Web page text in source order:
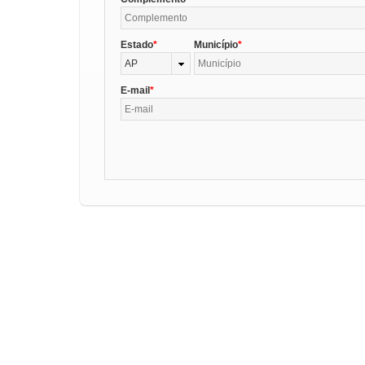
Estado
AP
Município
E-mail